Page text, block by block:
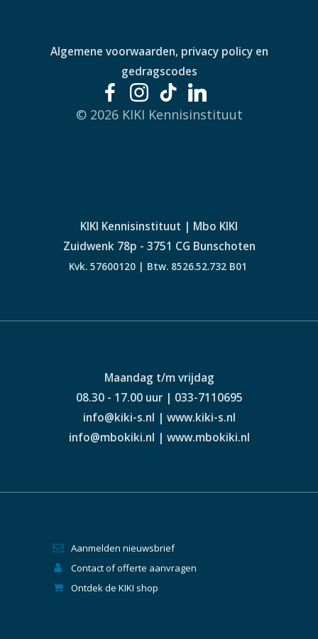
Algemene voorwaarden, privacy policy en
gedragscodes
© 2026 KIKI Kennisinstituut
KIKI Kennisinstituut | Mbo KIKI
Zuidwenk 78p - 3751 CG Bunschoten
Kvk. 57600120 | Btw. 8526.52.732 B01
Maandag t/m vrijdag
08.30 - 17.00 uur | 033-7110695
info@kiki-s.nl | www.kiki-s.nl
info@mbokiki.nl | www.mbokiki.nl
Aanmelden nieuwsbrief
Contact of offerte aanvragen
Ontdek de KIKI shop